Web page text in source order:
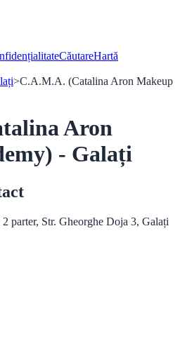
CăutareHartă
>C.A.M.A. (Catalina Aron Makeup
Aron
- Galați
parter, Str. Gheorghe Doja 3, Galați